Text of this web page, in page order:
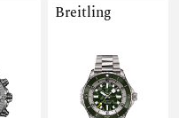
Breitling